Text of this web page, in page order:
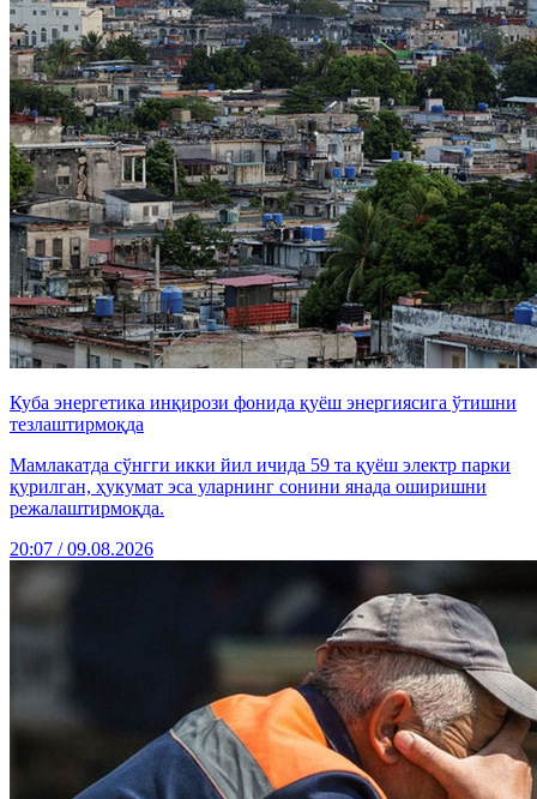
Куба энергетика инқирози фонида қуёш энергиясига ўтишни
тезлаштирмоқда
Мамлакатда сўнгги икки йил ичида 59 та қуёш электр парки
қурилган, ҳукумат эса уларнинг сонини янада оширишни
режалаштирмоқда.
20:07 / 09.08.2026